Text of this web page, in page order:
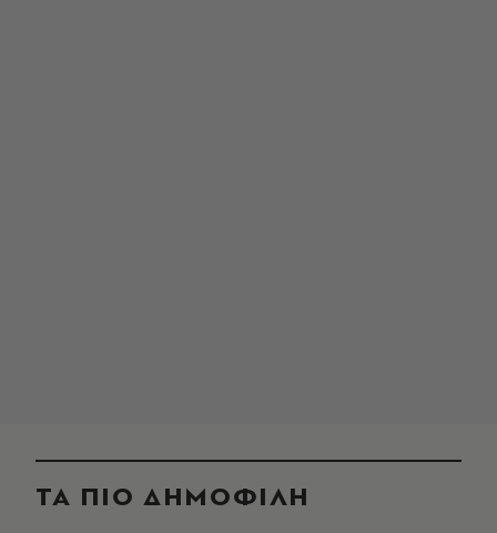
ΤΑ ΠΙΟ ΔΗΜΟΦΙΛΗ